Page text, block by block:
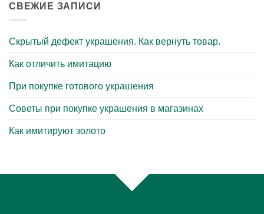
СВЕЖИЕ ЗАПИСИ
Скрытый дефект украшения. Как вернуть товар.
Как отличить имитацию
При покупке готового украшения
Советы при покупке украшения в магазинах
Как имитируют золото